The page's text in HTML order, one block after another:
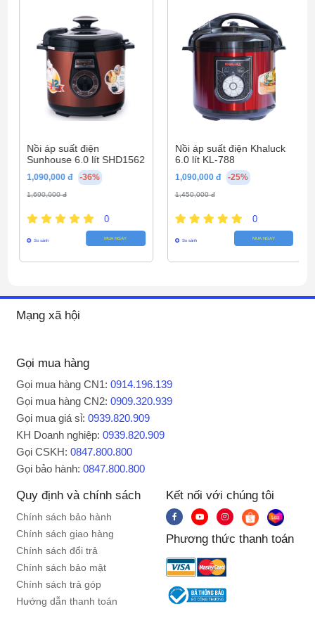
Chất liệu lòng
nồi:
Lòng nồi Sứ
Lòng nồi Dày 9-12mm
Khối lượng sản
phẩm (kg):
Nặng 2.2kg
Kích thước sản
phẩm:
348 x 264 x 235mm
Nồi áp suất điện
Sunhouse 6.0 lít SHD1562
1,090,000 đ -36%
1,690,000 đ
0
So sánh MUA NGAY
Nồi áp suất điện Khaluck
6.0 lít KL-788
1,090,000 đ -25%
1,450,000 đ
0
So sánh MUA NGAY
Kết nối với chúng tôi
Phương thức thanh toán
Gọi mua hàng
Gọi mua hàng CN1:0914.196.139
Gọi mua hàng CN2:0909.320.939
Gọi mua giá sỉ:0939.820.909
KH Doanh nghiệp:0939.820.909
Gọi CSKH:0847.800.800
Gọi bảo hành:0847.800.800
Quy định và chính sách
Chính sách bảo hành
Chính sách giao hàng
Chính sách đổi trả
Chính sách bảo mật
Chính sách trả góp
Hướng dẫn thanh toán
Mạng xã hội